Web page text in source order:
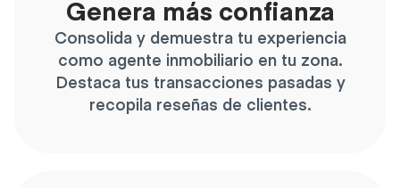
Genera más confianza
Consolida y demuestra tu experiencia
como agente inmobiliario en tu zona.
Destaca tus transacciones pasadas y
recopila reseñas de clientes.